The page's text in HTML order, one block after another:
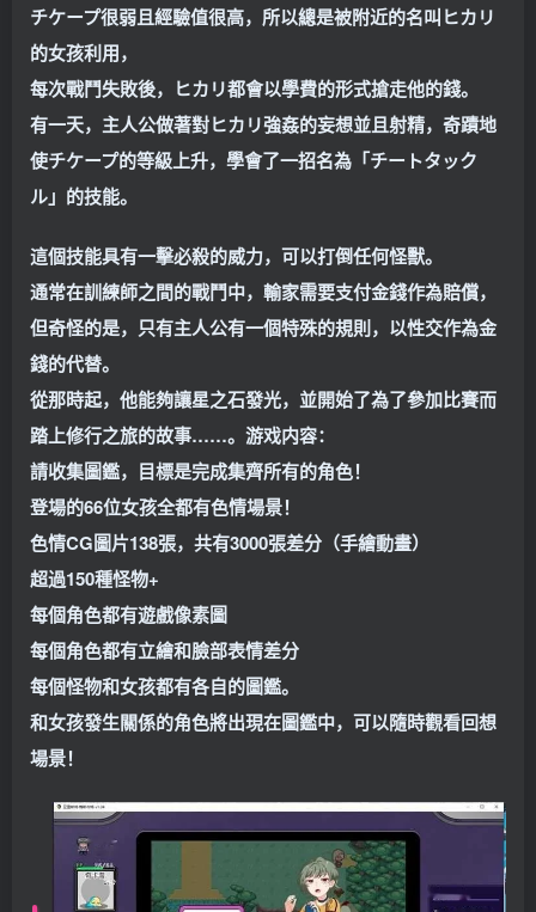
チケープ很弱且經驗值很高，所以總是被附近的名叫ヒカリ
的女孩利用，
每次戰鬥失敗後，ヒカリ都會以學費的形式搶走他的錢。
有一天，主人公做著對ヒカリ強姦的妄想並且射精，奇蹟地
使チケープ的等級上升，學會了一招名為「チートタック
ル」的技能。
這個技能具有一擊必殺的威力，可以打倒任何怪獸。
通常在訓練師之間的戰鬥中，輸家需要支付金錢作為賠償，
但奇怪的是，只有主人公有一個特殊的規則，以性交作為金
錢的代替。
從那時起，他能夠讓星之石發光，並開始了為了參加比賽而
踏上修行之旅的故事……。 游戏内容：
請收集圖鑑，目標是完成集齊所有的角色！
登場的66位女孩全都有色情場景！
色情CG圖片138張，共有3000張差分（手繪動畫）
超過150種怪物+
每個角色都有遊戲像素圖
每個角色都有立繪和臉部表情差分
每個怪物和女孩都有各自的圖鑑。
和女孩發生關係的角色將出現在圖鑑中，可以隨時觀看回想
場景！